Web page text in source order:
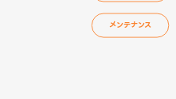
メンテナンス